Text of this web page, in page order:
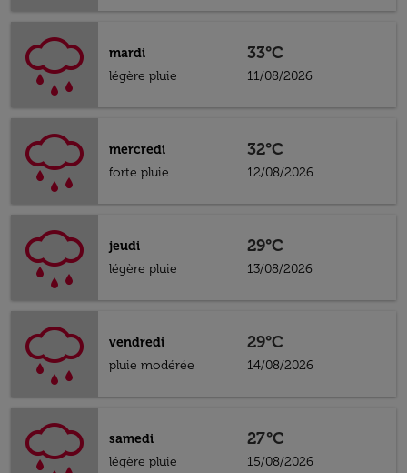
mardi
légère pluie
33°C
11/08/2026
mercredi
forte pluie
32°C
12/08/2026
jeudi
légère pluie
29°C
13/08/2026
vendredi
pluie modérée
29°C
14/08/2026
samedi
légère pluie
27°C
15/08/2026